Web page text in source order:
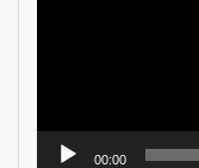
00:00